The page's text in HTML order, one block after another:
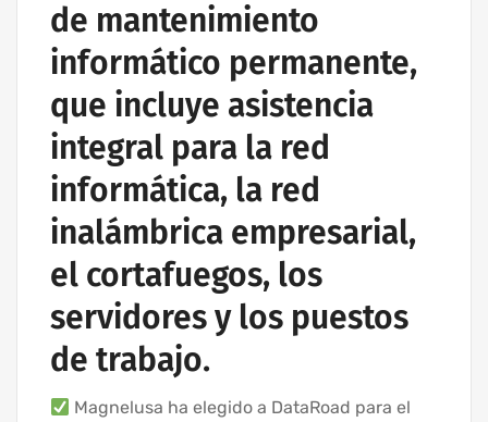
de mantenimiento
informático permanente,
que incluye asistencia
integral para la red
informática, la red
inalámbrica empresarial,
el cortafuegos, los
servidores y los puestos
de trabajo.
Magnelusa ha elegido a DataRoad para el